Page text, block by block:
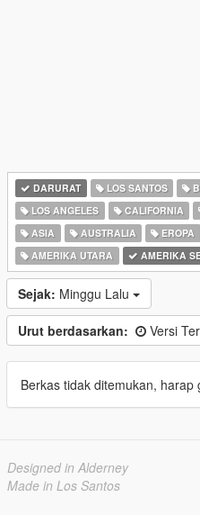
DARURAT LOS SANTOS
LOS ANGELES
CALIFORNIA
ASIA
AUSTRALIA EROPA
AMERIKA UTARA
AMERIKA
Sejak: Minggu Lalu
Urut berdasarkan: Versi
Berkas tidak ditemukan,
Designed in Alderney
Made in Los Santos